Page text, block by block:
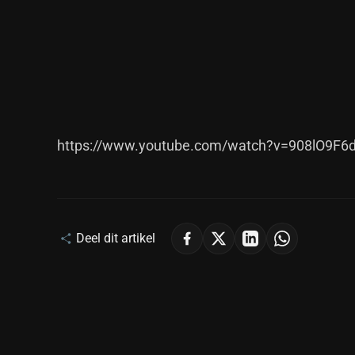
https://www.youtube.com/
Deel dit artikel